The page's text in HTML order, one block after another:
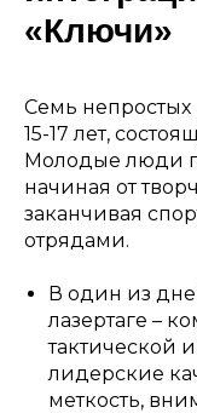
«Ключи»
Семь
15-17 лет,
Молодые люди
начиная от
заканчивая
отрядами.
В один из
лазертаге –
тактической
лидерские
меткость,